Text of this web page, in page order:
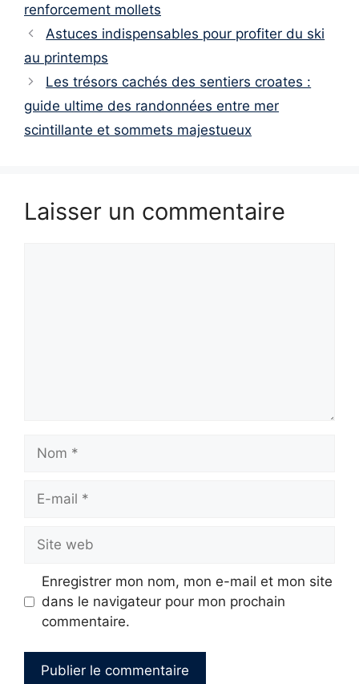
renforcement mollets
Astuces indispensables pour profiter du ski
au printemps
Les trésors cachés des sentiers croates :
guide ultime des randonnées entre mer
scintillante et sommets majestueux
Laisser un commentaire
mail
web
Enregistrer mon nom, mon e-mail et mon site
dans le navigateur pour mon prochain
commentaire.